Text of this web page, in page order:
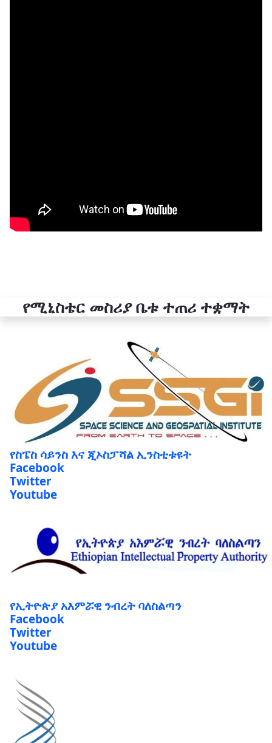
የሚኒስቴር መስሪያ ቤቱ ተጠሪ ተቋማት
የስፔስ ሳይንስ እና ጂኦስፓሻል ኢንስቲቱዩት
Facebook
Twitter
Youtube
የኢትዮጵያ አእምሯዊ ንብረት ባለስልጣን
Facebook
Twitter
Youtube